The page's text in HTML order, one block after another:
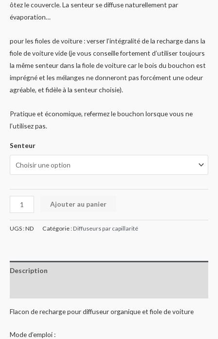
ôtez le couvercle. La senteur se diffuse naturellement par
évaporation…
pour les fioles de voiture : verser l’intégralité de la recharge dans la
fiole de voiture vide (je vous conseille fortement d’utiliser toujours
la même senteur dans la fiole de voiture car le bois du bouchon est
imprégné et les mélanges ne donneront pas forcément une odeur
agréable, et fidèle à la senteur choisie).
Pratique et économique, refermez le bouchon lorsque vous ne
l’utilisez pas.
Senteur
Ajouter au panier
UGS :ND Catégorie :Diffuseurs par capillarité
Description
Flacon de recharge pour diffuseur organique et fiole de voiture
Mode d’emploi :